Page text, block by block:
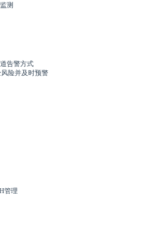
测
告警方式
险并及时预警
管理